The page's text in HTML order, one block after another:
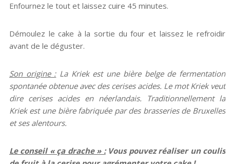
Enfournez le tout et laissez cuire 45 minutes.
Démoulez le cake à la sortie du four et laissez le refroidir
avant de le déguster.
Son origine :La Kriek est une bière belge de fermentation
spontanée obtenue avec des cerises acides. Le mot Kriek veut
dire cerises acides en néerlandais. Traditionnellement la
Kriek est une bière fabriquée par des brasseries de Bruxelles
et ses alentours.
Le conseil « ça drache » :Vous pouvez réaliser un coulis